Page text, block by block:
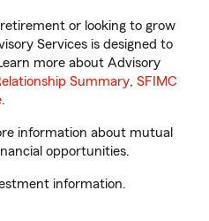
or looking to grow
Services is designed to
more about Advisory
Summary, SFIMC
.
information about mutual
opportunities.
information.